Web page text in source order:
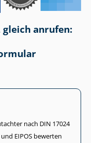
gleich anrufen:
nach DIN 17024
und EIPOS bewerten